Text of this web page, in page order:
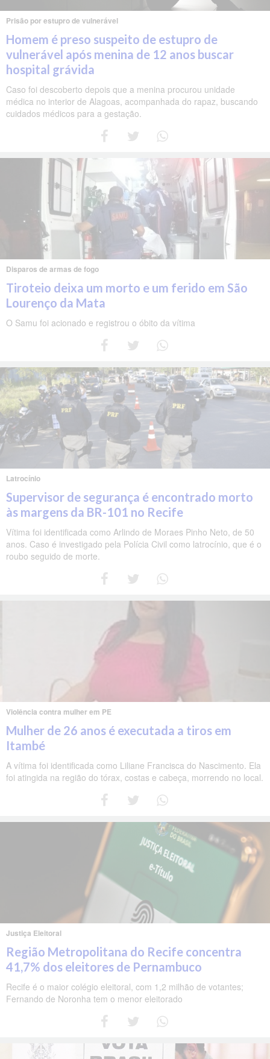
Prisão por estupro de vulnerável
Homem é preso suspeito de estupro de
vulnerável após menina de 12 anos buscar
hospital grávida
Caso foi descoberto depois que a menina procurou unidade
médica no interior de Alagoas, acompanhada do rapaz, buscando
cuidados médicos para a gestação.
Disparos de armas de fogo
Tiroteio deixa um morto e um ferido em São
Lourenço da Mata
O Samu foi acionado e registrou o óbito da vítima
Latrocínio
Supervisor de segurança é encontrado morto
às margens da BR-101 no Recife
Vítima foi identificada como Arlindo de Moraes Pinho Neto, de 50
anos. Caso é investigado pela Polícia Civil como latrocínio, que é o
roubo seguido de morte.
Violência contra mulher em PE
Mulher de 26 anos é executada a tiros em
Itambé
A vítima foi identificada como Liliane Francisca do Nascimento. Ela
foi atingida na região do tórax, costas e cabeça, morrendo no local.
Justiça Eleitoral
Região Metropolitana do Recife concentra
41,7% dos eleitores de Pernambuco
Recife é o maior colégio eleitoral, com 1,2 milhão de votantes;
Fernando de Noronha tem o menor eleitorado